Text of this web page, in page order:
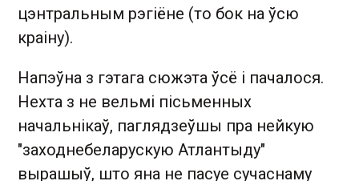
цэнтральным рэгіёне (то бок на ўсю
краіну).
Напэўна з гэтага сюжэта ўсё і пачалося.
Нехта з не вельмі пісьменных
начальнікаў, паглядзеўшы пра нейкую
"заходнебеларускую Атлантыду"
вырашыў, што яна не пасуе сучаснаму